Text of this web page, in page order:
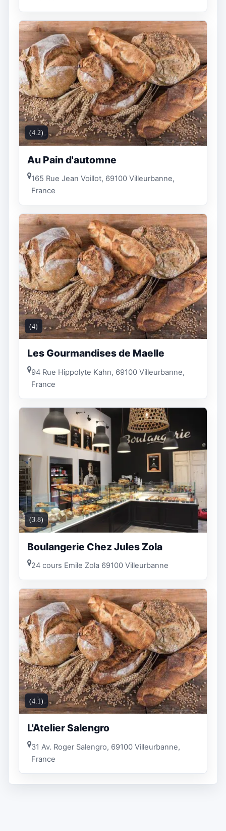
(4.2)
Au Pain d'automne
165 Rue Jean Voillot, 69100 Villeurbanne,
France
(4)
Les Gourmandises de Maelle
94 Rue Hippolyte Kahn, 69100 Villeurbanne,
France
(3.8)
Boulangerie Chez Jules Zola
24 cours Emile Zola 69100 Villeurbanne
(4.1)
L'Atelier Salengro
31 Av. Roger Salengro, 69100 Villeurbanne,
France